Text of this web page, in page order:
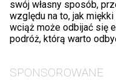
swój własny sposób,
względu na to, jak
wciąż może odbijać się
podróż, którą warto
SPONSOROWANE